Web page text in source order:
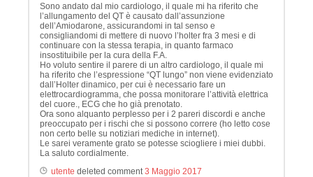
Sono andato dal mio cardiologo, il quale mi ha riferito che
l’allungamento del QT è causato dall’assunzione
dell’Amiodarone, assicurandomi in tal senso e
consigliandomi di mettere di nuovo l’holter fra 3 mesi e di
continuare con la stessa terapia, in quanto farmaco
insostituibile per la cura della F.A.
Ho voluto sentire il parere di un altro cardiologo, il quale mi
ha riferito che l’espressione “QT lungo” non viene evidenziato
dall’Holter dinamico, per cui è necessario fare un
elettrocardiogramma, che possa monitorare l’attività elettrica
del cuore., ECG che ho già prenotato.
Ora sono alquanto perplesso per i 2 pareri discordi e anche
preoccupato per i rischi che si possono correre (ho letto cose
non certo belle su notiziari mediche in internet).
Le sarei veramente grato se potesse sciogliere i miei dubbi.
La saluto cordialmente.
utente deleted comment 3 Maggio 2017